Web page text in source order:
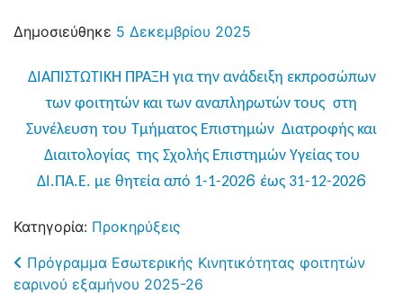
Δημοσιεύθηκε 5 Δεκεμβρίου 2025
ΔΙΑΠΙΣΤΩΤΙΚΗ ΠΡΑΞΗ για την ανάδειξη εκπροσώπων
των φοιτητών και των αναπληρωτών τους στη
Συνέλευση του Τμήματος Επιστημών Διατροφής και
Διαιτολογίαςτης Σχολής Επιστημών Υγείας του
ΔΙ.ΠΑ.Ε. με θητεία από 1-1-2026 έως 31-12-2026
Κατηγορία: Προκηρύξεις
Post navigation
Πρόγραμμα Εσωτερικής Κινητικότητας φοιτητών
εαρινού εξαμήνου 2025-26